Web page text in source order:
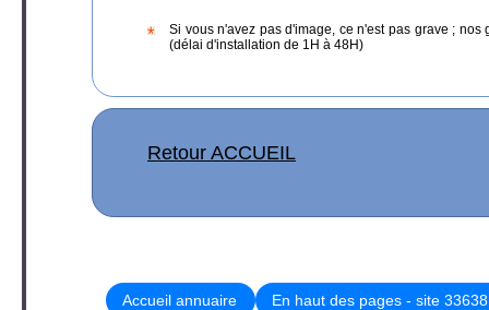
Si vous n'avez pas d'image, ce n'est pas grave ;
(délai d'installation de 1H à 48H)
Retour ACCUEIL
Accueil annuaire En haut des pages - site 33638